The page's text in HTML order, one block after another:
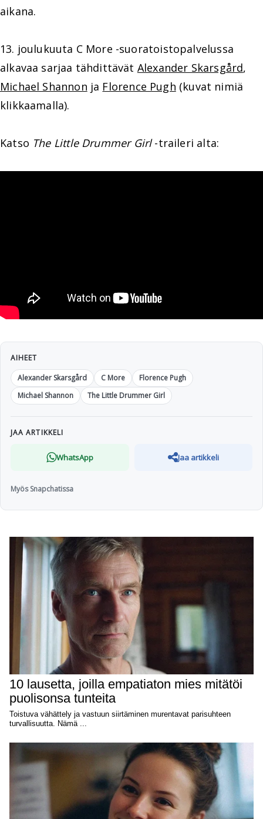
aikana.
13. joulukuuta C More -suoratoistopalvelussa
alkavaa sarjaa tähdittävät Alexander Skarsgård,
Michael Shannon ja Florence Pugh (kuvat nimiä
klikkaamalla).
Katso The Little Drummer Girl-traileri alta:
AIHEET
Alexander Skarsgård
C More
Florence Pugh
Michael Shannon
The Little Drummer Girl
JAA ARTIKKELI
WhatsApp Jaa artikkeli
Myös Snapchatissa